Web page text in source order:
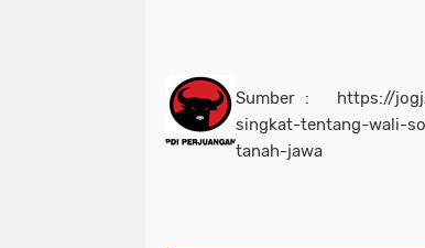
Sumber : https://
singkat-tentang-wali-
tanah-jawa